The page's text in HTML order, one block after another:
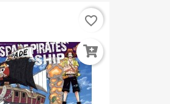
favorite_border